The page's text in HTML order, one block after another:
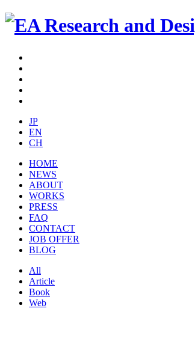
JP
EN
CH
HOME
NEWS
ABOUT
WORKS
PRESS
FAQ
CONTACT
JOB OFFER
BLOG
All
Article
Book
Web